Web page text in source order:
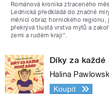
Románová kronika ztraceného
Lednická předkládá do značné
měnící obraz hornického
překrývá tlustá vrstva mýtů a
zemi a rudém kraji“.
Díky za každé
Halina
Koupit